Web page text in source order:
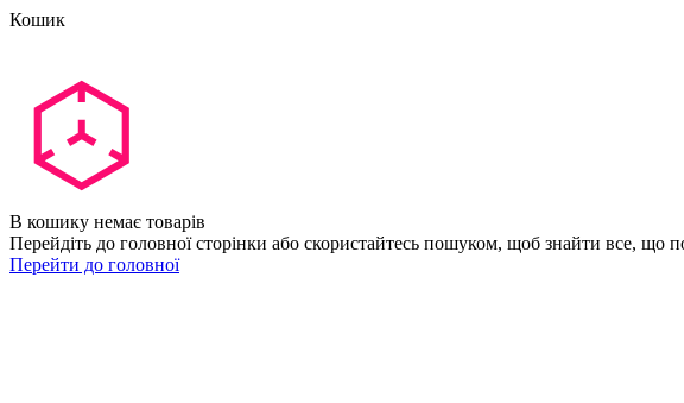
Кошик
В кошику немає товарів
Перейдіть до головної сторінки або скористайтесь пошуком, щоб знайти все, що
Перейти до головної